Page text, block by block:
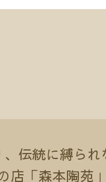
伝統に縛られ
店「森本陶苑」